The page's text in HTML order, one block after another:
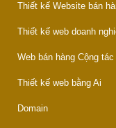
Thiết kế Website bán
Thiết kế web doanh
Web bán hàng Cộng
Thiết kế web bằng Ai
Domain